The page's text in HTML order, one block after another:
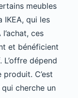
meubles
IKEA, qui les
ces
et bénéficient
L’offre dépend
C’est
cherche un